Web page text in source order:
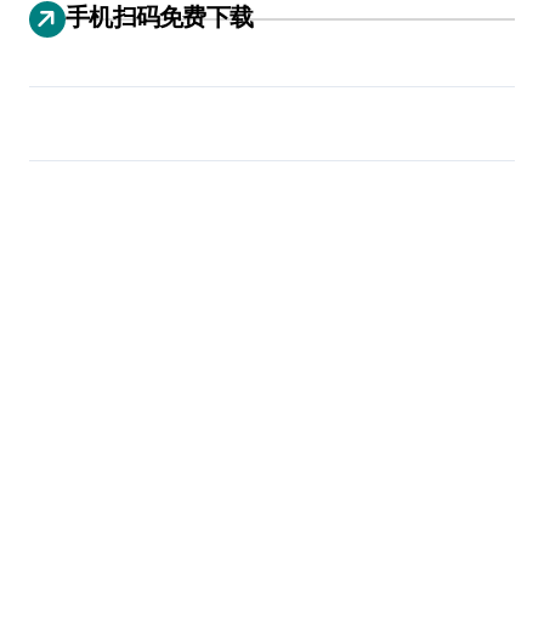
手机扫码免费下载